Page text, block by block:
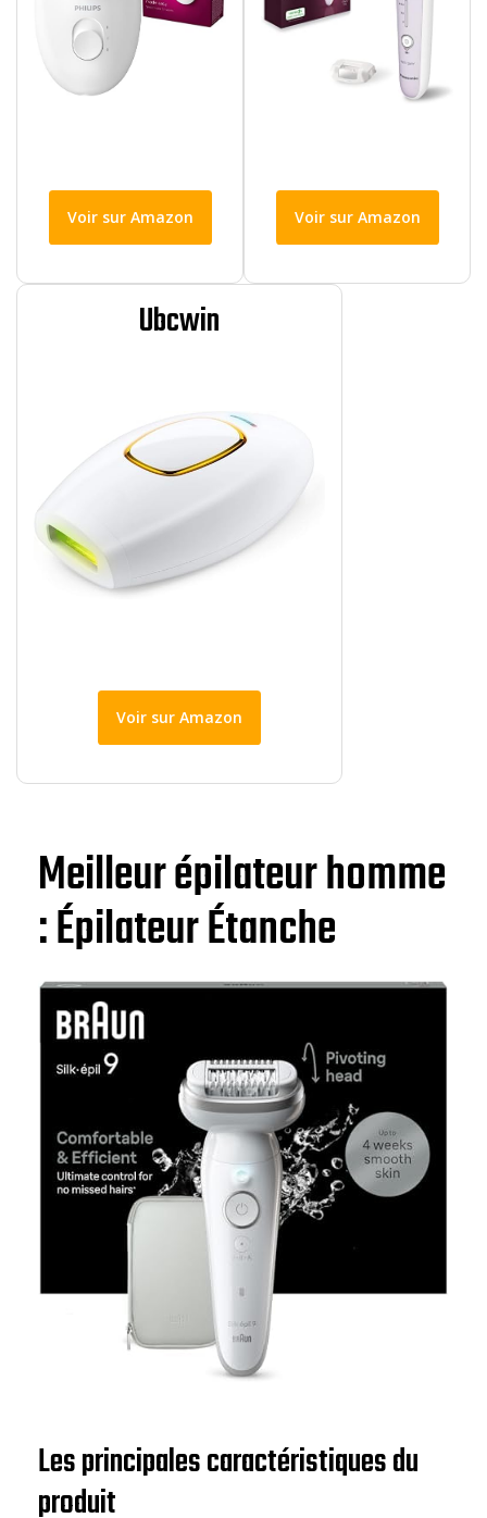
Voir sur Amazon Voir sur Amazon
Ubcwin
Voir sur Amazon
Meilleur épilateur homme
: Épilateur Étanche
Les principales caractéristiques du
produit